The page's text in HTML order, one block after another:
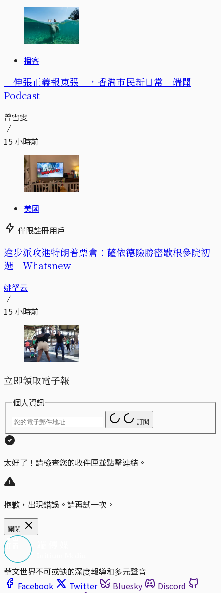
播客
「伸張正義報東張」，香港市民新日常｜端聞
Podcast
曾雪雯
15 小時前
美國
僅限註冊用戶
進步派攻進特朗普票倉：薩依德險勝密歇根參院初
選｜Whatsnew
姚拏云
15 小時前
立即領取電子報
個人資訊
訂閱
太好了！請檢查您的收件匣並點擊連結。
抱歉，出現錯誤。請再試一次。
關閉
華文世界不可或缺的深度報導和多元聲音
Facebook
Twitter Bluesky
Discord